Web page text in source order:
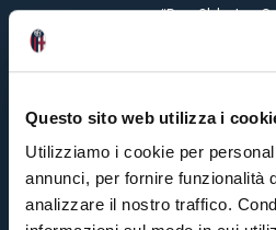
Questo sito web utilizza i
Utilizziamo i cookie per
annunci, per fornire funzionalità
analizzare il nostro traffico.
#PressClub: Joey
10 annifa #Saputo
Saputo: “Bologna e